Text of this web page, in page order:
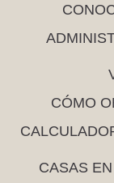
CÓMO
CASAS